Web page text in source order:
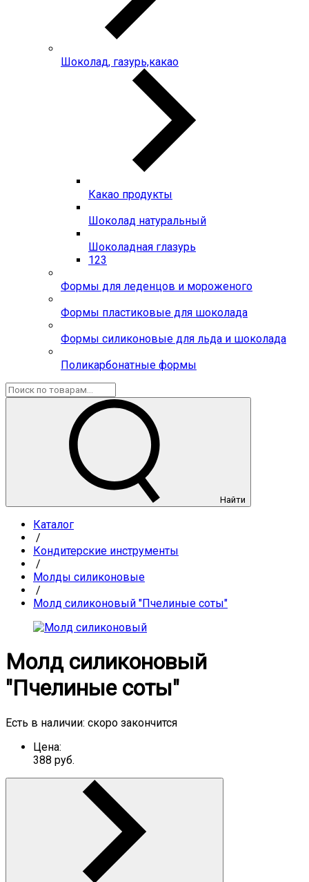
Шоколад, газурь,какао
Какао продукты
Шоколад натуральный
Шоколадная глазурь
123
Формы для леденцов и мороженого
Формы пластиковые для шоколада
Формы силиконовые для льда и шоколада
Поликарбонатные формы
Найти
Каталог
/
Кондитерские инструменты
/
Молды силиконовые
/
Молд силиконовый "Пчелиные соты"
Молд силиконовый
"Пчелиные соты"
Есть в наличии: скоро закончится
Цена:
388 руб.